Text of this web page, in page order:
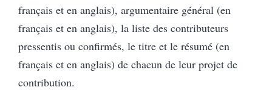
français et en anglais), argumentaire général (en
français et en anglais), la liste des contributeurs
pressentis ou confirmés, le titre et le résumé (en
français et en anglais) de chacun de leur projet de
contribution.